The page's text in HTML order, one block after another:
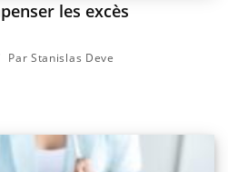
les excès
Par Stanislas Deve